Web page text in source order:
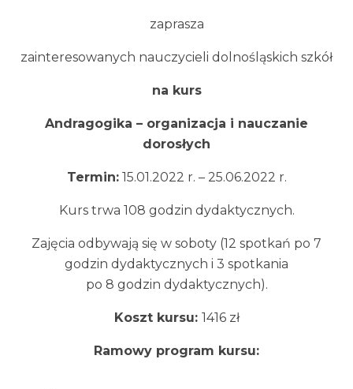
zaprasza
zainteresowanych nauczycieli dolnośląskich szkół
na kurs
Andragogika – organizacja i nauczanie
dorosłych
Termin:15.01.2022 r. – 25.06.2022 r.
Kurs trwa 108 godzin dydaktycznych.
Zajęcia odbywają się w soboty (12 spotkań po 7
godzin dydaktycznych i 3 spotkania
po 8 godzin dydaktycznych).
Koszt kursu: 1416 zł
Ramowy program kursu: